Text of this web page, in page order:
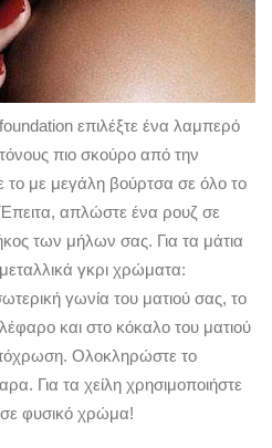
επιλέξτε ένα λαμπερό
πιο σκούρο από την
το με μεγάλη βούρτσα σε όλο το
απλώστε ένα ρουζ σε
των μήλων σας. Για τα μάτια
γκρι χρώματα:
γωνία του ματιού σας, το
και στο κόκαλο του ματιού
Ολοκληρώστε το
Για τα χείλη χρησιμοποιήστε
φυσικό χρώμα!